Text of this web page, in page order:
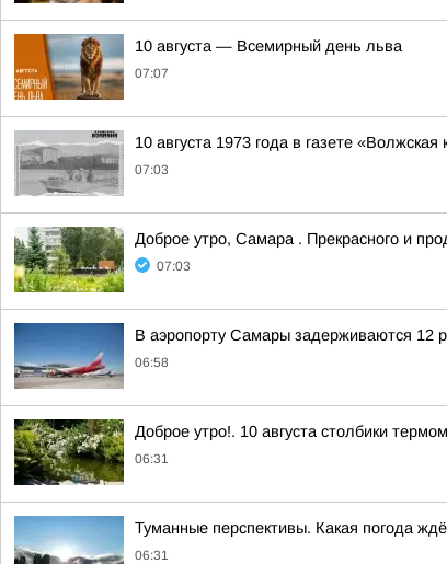
10 августа — Всемирный день льва
07:07
10 августа 1973 года в газете
07:03
Доброе утро, Самара . Прекрасного и
07:03
В аэропорту Самары задерживаются 12
06:58
Доброе утро!. 10 августа столбики
06:31
Туманные перспективы. Какая погода
06:31